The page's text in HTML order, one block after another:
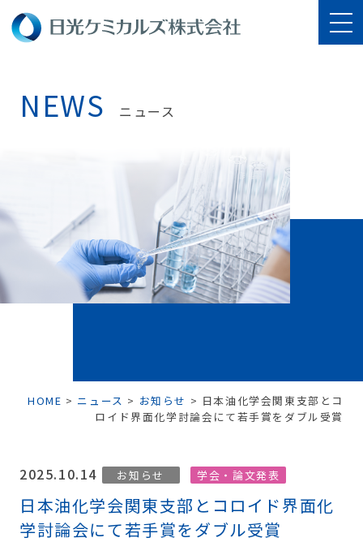
NEWS ニュース
HOME > ニュース > お知らせ > 日本油化学会関東支部とコ
ロイド界面化学討論会にて若手賞をダブル受賞
2025.10.14 お知らせ 学会・論文発表
日本油化学会関東支部とコロイド界面化
学討論会にて若手賞をダブル受賞